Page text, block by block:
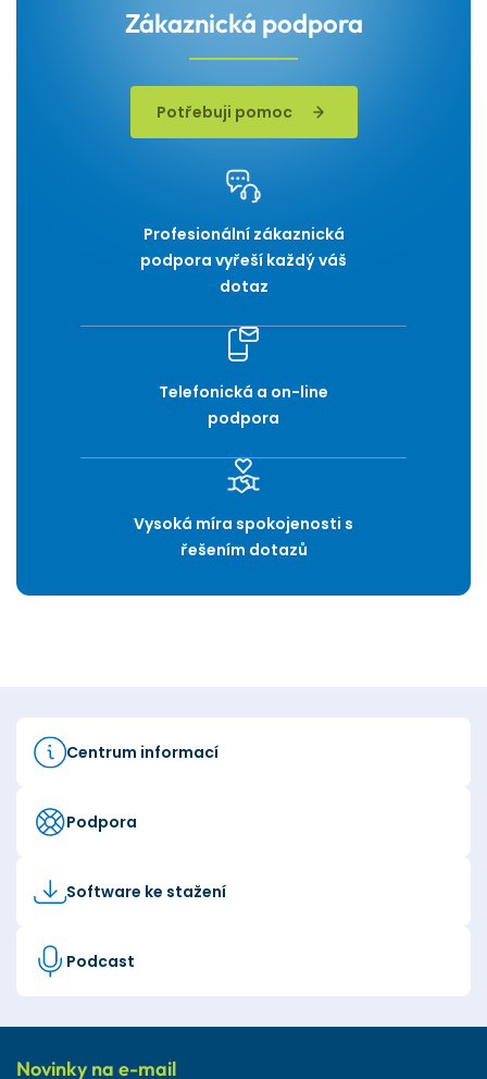
Zákaznická podpora
Potřebuji pomoc
Profesionální zákaznická
podpora vyřeší každý váš
dotaz
Telefonická a on-line
podpora
Vysoká míra spokojenosti s
řešením dotazů
Centrum informací
Podpora
Software ke stažení
Podcast
Novinky na e-mail